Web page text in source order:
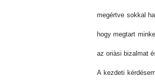
megértve sokkal
hogy megtart
az oriàsi bizalmat
A kezdeti